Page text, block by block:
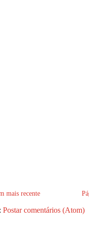
mais recente
Postar comentários (Atom)